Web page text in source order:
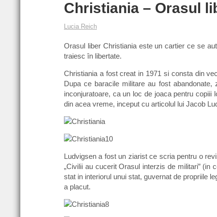
Christiania – Orasul
Lucia Reich
Orasul liber Christiania este un cartier ce se
traiesc în libertate.
Christiania a fost creat in 1971 si consta din
Dupa ce baracile militare au fost
inconjuratoare, ca un loc de joaca pentru
din acea vreme, inceput cu articolul lui Jacob
Ludvigsen a fost un ziarist ce scria pentru o
„Civilii au cucerit Orasul interzis de militari” (in
stat in interiorul unui stat, guvernat de propriile
a placut.